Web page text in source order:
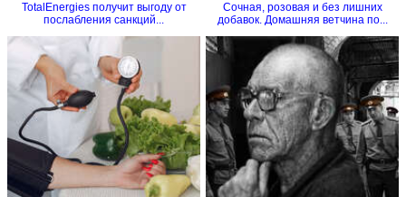
TotalEnergies получит выгоду от
послабления санкций...
Сочная, розовая и без лишних
добавок. Домашняя ветчина по...